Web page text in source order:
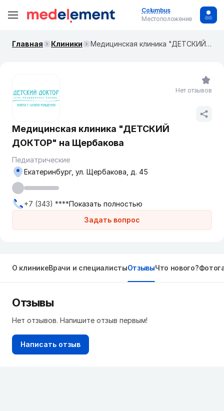
Columbus
Местоположение
Главная Клиники Медицинская клиника "ДЕТСКИЙ ДОКТОР" на Щербакова
Медицинская клиника "ДЕТСКИЙ
ДОКТОР" на Щербакова
Педиатрические
Задать вопрос
Екатеринбург, ул. Щербакова, д. 45
+7 (343) ****Показать полностью
Нет отзывов
О клиникеВрачи и специалистыОтзывыЧто нового?
Отзывы
Нет отзывов. Напишите отзыв первым!
Написать отзыв